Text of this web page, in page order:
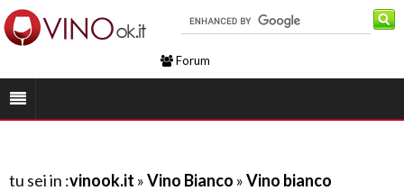
Forum
tu sei in :vinook.it »Vino Bianco »Vino bianco